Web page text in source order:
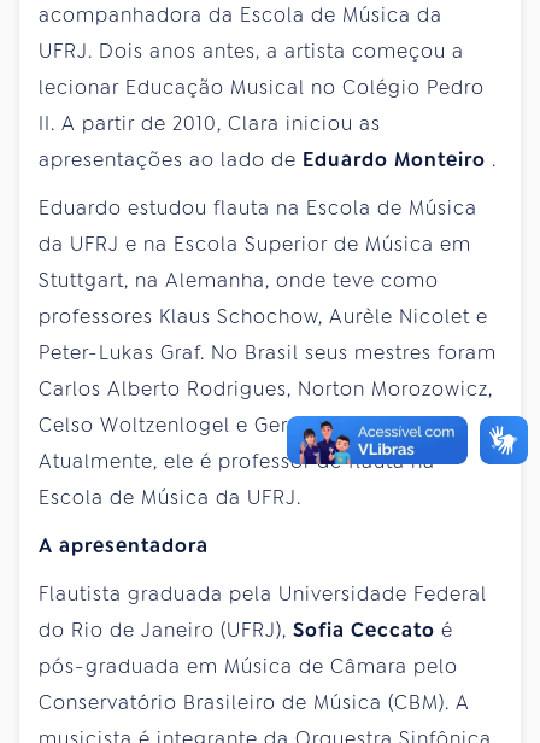
acompanhadora da Escola de Música da
UFRJ. Dois anos antes, a artista começou a
lecionar Educação Musical no Colégio Pedro
II. A partir de 2010, Clara iniciou as
apresentações ao lado de Eduardo Monteiro .
Eduardo estudou flauta na Escola de Música
da UFRJ e na Escola Superior de Música em
Stuttgart, na Alemanha, onde teve como
professores Klaus Schochow, Aurèle Nicolet e
Peter-Lukas Graf. No Brasil seus mestres foram
Carlos Alberto Rodrigues, Norton Morozowicz,
Celso Woltzenlogel e Geraldo Moreira.
Atualmente, ele é professor de flauta na
Escola de Música da UFRJ.
A apresentadora
Flautista graduada pela Universidade Federal
do Rio de Janeiro (UFRJ), Sofia Ceccato é
pós-graduada em Música de Câmara pelo
Conservatório Brasileiro de Música (CBM). A